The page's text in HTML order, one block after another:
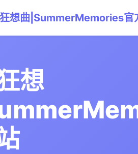
想曲|SummerMemories官
想